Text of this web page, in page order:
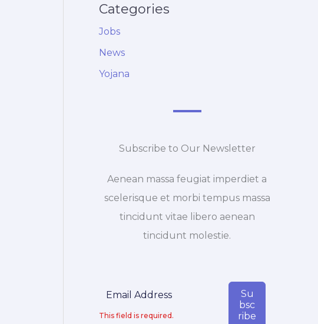
Categories
Jobs
News
Yojana
Subscribe to Our Newsletter
Aenean massa feugiat imperdiet a
scelerisque et morbi tempus massa
tincidunt vitae libero aenean
tincidunt molestie.
This field is required.
Su
Bsc
Ribe